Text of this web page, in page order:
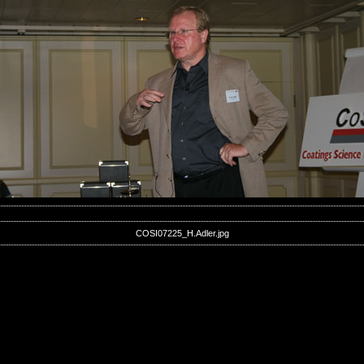
COSI07225_H.Adler.jpg